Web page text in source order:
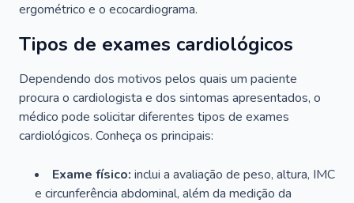
ergométrico e o ecocardiograma.
Tipos de exames cardiológicos
Dependendo dos motivos pelos quais um paciente
procura o cardiologista e dos sintomas apresentados, o
médico pode solicitar diferentes tipos de exames
cardiológicos. Conheça os principais:
Exame físico: inclui a avaliação de peso, altura, IMC
e circunferência abdominal, além da medição da